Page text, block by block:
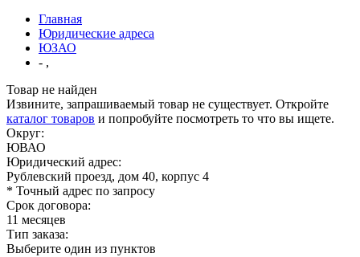
Главная
Юридические адреса
ЮЗАО
- ,
Товар не найден
Извините, запрашиваемый товар не существует. Откройте
каталог товаров и попробуйте посмотреть то что вы ищете.
Округ:
ЮВАО
Юридический адрес:
Рублевский проезд, дом 40, корпус 4
* Точный адрес по запросу
Срок договора:
11 месяцев
Тип заказа:
Выберите один из пунктов